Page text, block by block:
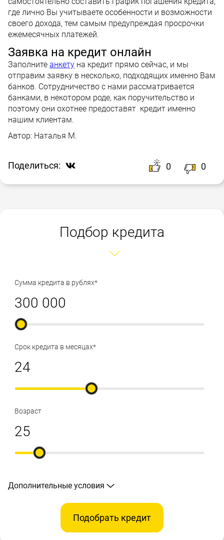
где лично Вы учитываете особенности и возможности
своего дохода, тем самым предупреждая просрочки
ежемесячных платежей.
Заявка на кредит онлайн
Заполните анкету на кредит прямо сейчас, и мы
отправим заявку в несколько, подходящих именно Вам
банков. Сотрудничество с нами рассматривается
банками, в некотором роде, как поручительство и
поэтому они охотнее предоставят кредит именно
нашим клиентам.
Автор: Наталья М.
Поделиться: 0 0
Подбор кредита
Сумма кредита в рублях*
Срок кредита в месяцах*
Возраст
Дополнительные условия
Подобрать кредит